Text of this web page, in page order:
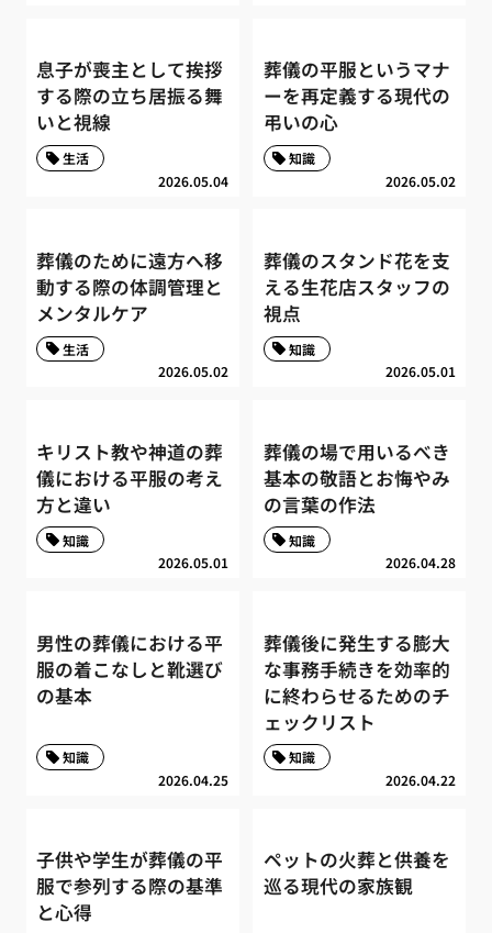
息子が喪主として挨拶
する際の立ち居振る舞
いと視線
2026.05.04
生活
葬儀の平服というマナ
ーを再定義する現代の
弔いの心
2026.05.02
知識
葬儀のために遠方へ移
動する際の体調管理と
メンタルケア
2026.05.02
生活
葬儀のスタンド花を支
える生花店スタッフの
視点
2026.05.01
知識
キリスト教や神道の葬
儀における平服の考え
方と違い
2026.05.01
知識
葬儀の場で用いるべき
基本の敬語とお悔やみ
の言葉の作法
2026.04.28
知識
男性の葬儀における平
服の着こなしと靴選び
の基本
2026.04.25
知識
葬儀後に発生する膨大
な事務手続きを効率的
に終わらせるためのチ
ェックリスト
2026.04.22
知識
子供や学生が葬儀の平
服で参列する際の基準
と心得
ペットの火葬と供養を
巡る現代の家族観